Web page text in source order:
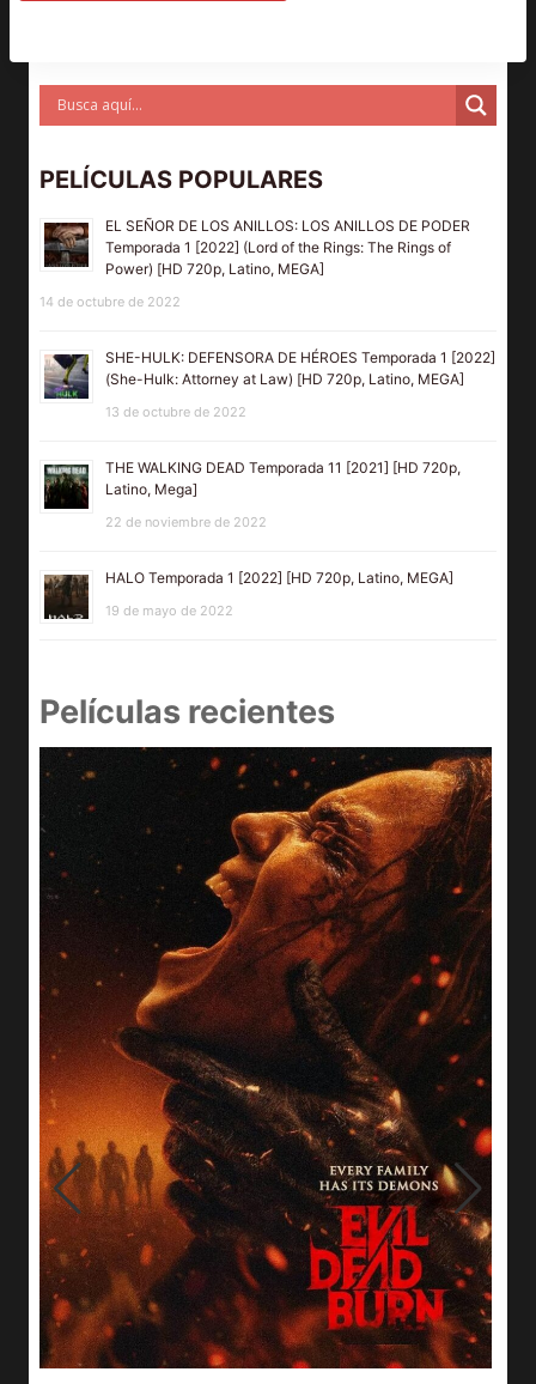
PELÍCULAS POPULARES
EL SEÑOR DE LOS ANILLOS: LOS ANILLOS DE PODER
Temporada 1 [2022] (Lord of the Rings: The Rings of
Power) [HD 720p, Latino, MEGA]
14 de octubre de 2022
SHE-HULK: DEFENSORA DE HÉROES Temporada 1 [2022]
(She-Hulk: Attorney at Law) [HD 720p, Latino, MEGA]
13 de octubre de 2022
THE WALKING DEAD Temporada 11 [2021] [HD 720p,
Latino, Mega]
22 de noviembre de 2022
HALO Temporada 1 [2022] [HD 720p, Latino, MEGA]
19 de mayo de 2022
Películas recientes